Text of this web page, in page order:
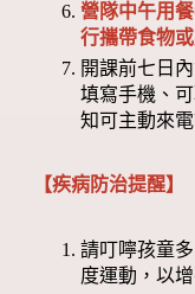
營隊中午用
行攜帶食物或
開課前七日
填寫手機、
知可主動來
【疾病防治提醒】
請叮嚀孩童
度運動，以